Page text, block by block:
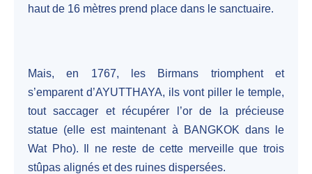
haut de 16 mètres prend place dans le sanctuaire.
Mais, en 1767, les Birmans triomphent et
s’emparent d’AYUTTHAYA, ils vont piller le temple,
tout saccager et récupérer l’or de la précieuse
statue (elle est maintenant à BANGKOK dans le
Wat Pho). Il ne reste de cette merveille que trois
stûpas alignés et des ruines dispersées.